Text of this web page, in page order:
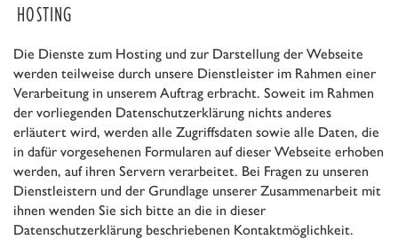
HOSTING
Die Dienste zum Hosting und zur Darstellung der Webseite
werden teilweise durch unsere Dienstleister im Rahmen einer
Verarbeitung in unserem Auftrag erbracht. Soweit im Rahmen
der vorliegenden Datenschutzerklärung nichts anderes
erläutert wird, werden alle Zugriffsdaten sowie alle Daten, die
in dafür vorgesehenen Formularen auf dieser Webseite erhoben
werden, auf ihren Servern verarbeitet. Bei Fragen zu unseren
Dienstleistern und der Grundlage unserer Zusammenarbeit mit
ihnen wenden Sie sich bitte an die in dieser
Datenschutzerklärung beschriebenen Kontaktmöglichkeit.